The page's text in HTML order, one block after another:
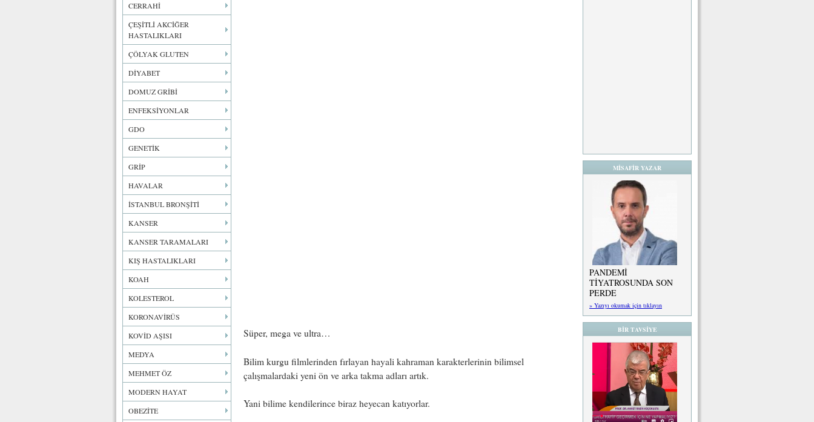
CERRAHİ
ÇEŞİTLİ AKCİĞER
HASTALIKLARI
ÇÖLYAK GLUTEN
DİYABET
DOMUZ GRİBİ
ENFEKSİYONLAR
GDO
GENETİK
GRİP
HAVALAR
İSTANBUL BRONŞİTİ
KANSER
KANSER TARAMALARI
KIŞ HASTALIKLARI
KOAH
KOLESTEROL
KORONAVİRÜS
KOVİD AŞISI
MEDYA
MEHMET ÖZ
MODERN HAYAT
OBEZİTE
Süper, mega ve ultra…
Bilim kurgu filmlerinden fırlayan hayali kahraman karakterlerinin bilimsel
çalışmalardaki yeni ön ve arka takma adları artık.
Yani bilime kendilerince biraz heyecan katıyorlar.
MİSAFİR YAZAR
PANDEMİ
TİYATROSUNDA SON
PERDE
» Yazıyı okumak için tıklayın
BİR TAVSİYE